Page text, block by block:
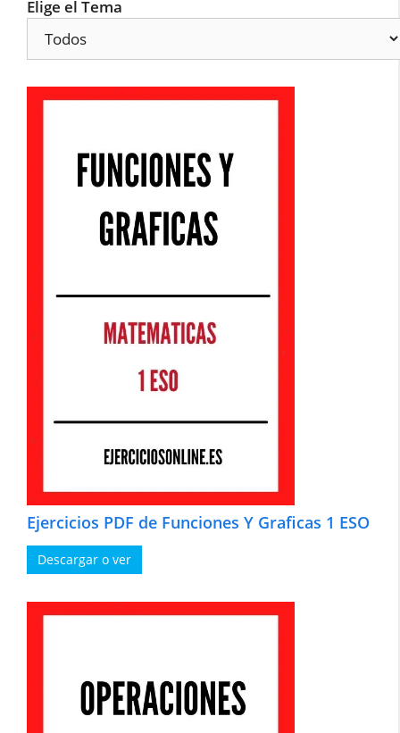
Elige el Tema
Ejercicios PDF de Funciones Y Graficas 1 ESO
Descargar o ver